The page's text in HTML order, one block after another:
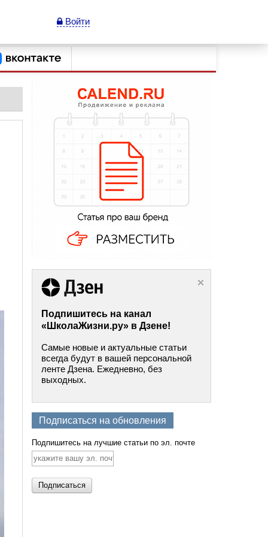
Войти
Подпишитесь на канал
«ШколаЖизни.ру» в Дзене!
Самые новые и актуальные статьи
всегда будут в вашей персональной
ленте Дзена. Ежедневно, без
выходных.
Подписаться на обновления
Подпишитесь на лучшие статьи по эл. почте